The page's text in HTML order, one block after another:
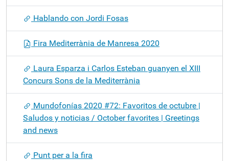
Hablando con Jordi Fosas
Fira Mediterrània de Manresa 2020
Laura Esparza i Carlos Esteban guanyen el XIII
Concurs Sons de la Mediterrània
Mundofonías 2020 #72: Favoritos de octubre |
Saludos y noticias / October favorites | Greetings
and news
Punt per a la fira